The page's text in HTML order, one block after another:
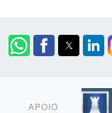
APOIO